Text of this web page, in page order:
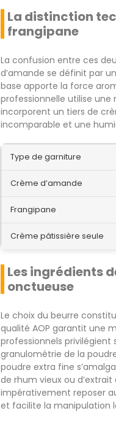
La distinction
frangipane
La confusion entre ces
d’amande se définit par
base apporte la force
professionnelle utilise
incorporent un tiers de
incomparable et une
Type de garniture
Crème d’amande
Frangipane
Crème pâtissière seule
Les ingrédients
onctueuse
Le choix du beurre
qualité AOP garantit une
professionnels
granulométrie de la
poudre extra fine
de rhum vieux ou
impérativement reposer
et facilite la manipulation